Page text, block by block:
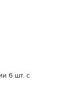
6 шт. с